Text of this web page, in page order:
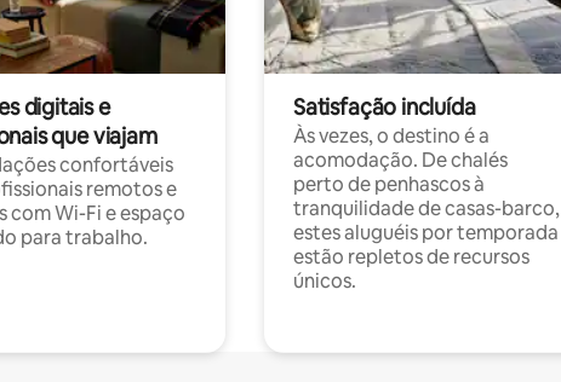
digitais e
que viajam
confortáveis
remotos e
com Wi-Fi e espaço
para trabalho.
Satisfação incluída
Às vezes, o destino é a
acomodação. De chalés
perto de penhascos à
tranquilidade de casas-barco,
estes aluguéis por temporada
estão repletos de recursos
únicos.